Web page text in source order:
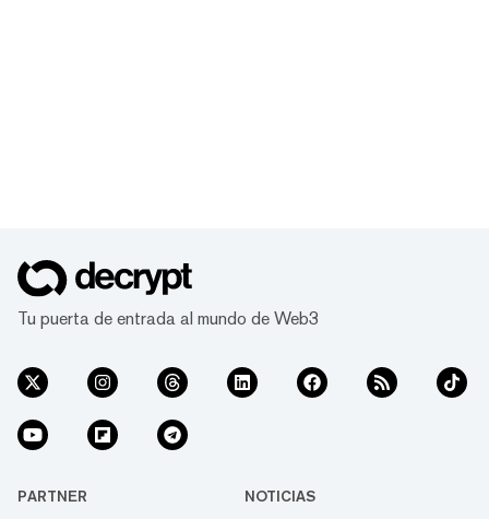
Tu puerta de entrada al mundo de Web3
PARTNER NOTICIAS